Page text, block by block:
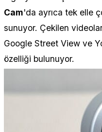
Cam'da ayrıca tek elle
sunuyor. Çekilen
Google Street View ve
özelliği bulunuyor.